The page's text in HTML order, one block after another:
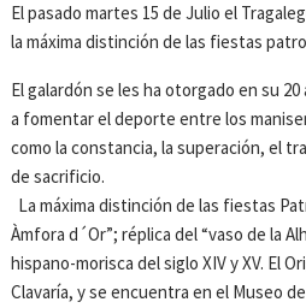
El pasado martes 15 de Julio el
la máxima distinción de las fiestas
El galardón se les ha otorgado en su
a fomentar el deporte entre los
como la constancia, la superación, el
de sacrificio.
La máxima distinción de las fiestas
Àmfora d´Or”; réplica del “vaso de la
hispano-morisca del siglo XIV y XV. El
Clavaría, y se encuentra en el Museo